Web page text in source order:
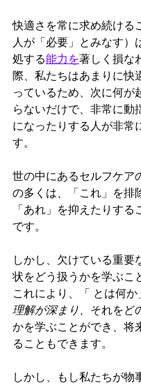
快適さを常に求め続ける
人が「必要」とみなす）
処する能力を著しく損な
際、私たちはあまりに快
っているため、次に何が
らないだけで、非常に動
になったりする人が非常
す。
世の中にあるセルフケア
の多くは、「これ」を排
「あれ」を抑えたりする
です。
しかし、欠けている重要
状をどう扱うかを学ぶこ
これにより、「 とは何か
理解が深まり、 それをど
かを学ぶことができ、将
ることもできます。
しかし、もし私たちが物